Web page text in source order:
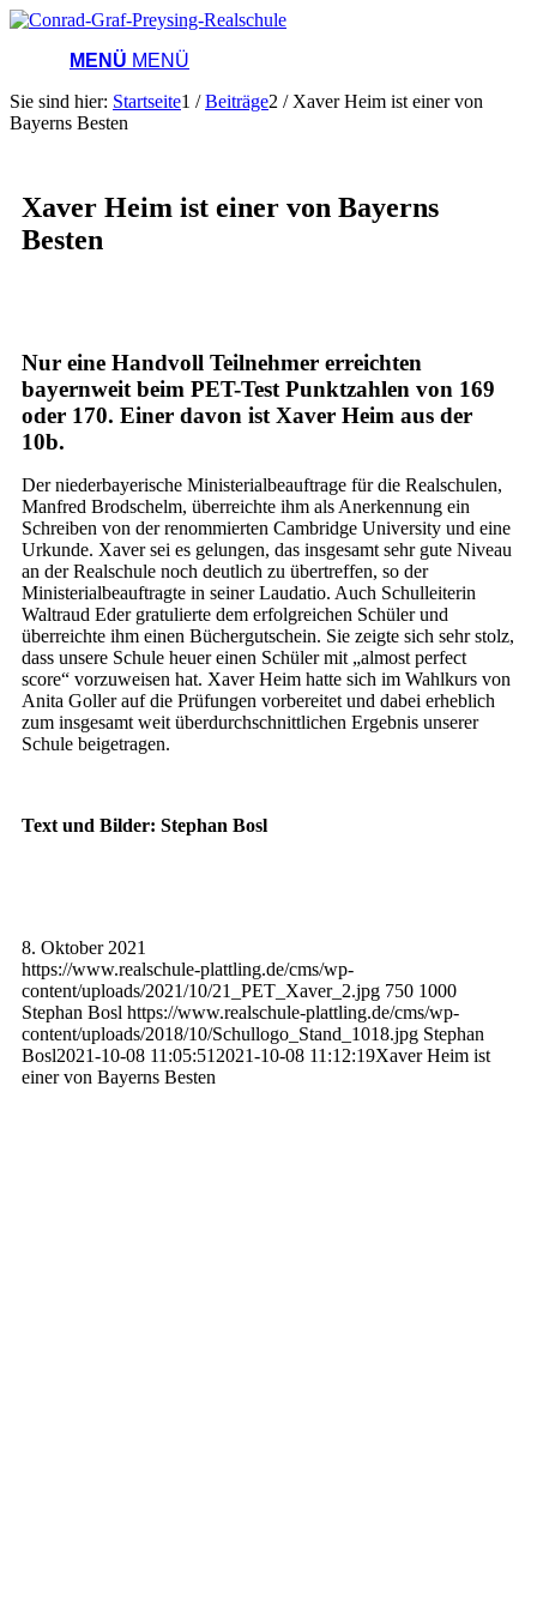
MENÜ MENÜ
Sie sind hier: Startseite1 / Beiträge2 / Xaver Heim ist einer von
Bayerns Besten
Xaver Heim ist einer von Bayerns
Besten
Nur eine Handvoll Teilnehmer erreichten
bayernweit beim PET-Test Punktzahlen von 169
oder 170. Einer davon ist Xaver Heim aus der
10b.
Der niederbayerische Ministerialbeauftrage für die Realschulen,
Manfred Brodschelm, überreichte ihm als Anerkennung ein
Schreiben von der renommierten Cambridge University und eine
Urkunde. Xaver sei es gelungen, das insgesamt sehr gute Niveau
an der Realschule noch deutlich zu übertreffen, so der
Ministerialbeauftragte in seiner Laudatio. Auch Schulleiterin
Waltraud Eder gratulierte dem erfolgreichen Schüler und
überreichte ihm einen Büchergutschein. Sie zeigte sich sehr stolz,
dass unsere Schule heuer einen Schüler mit „almost perfect
score“ vorzuweisen hat. Xaver Heim hatte sich im Wahlkurs von
Anita Goller auf die Prüfungen vorbereitet und dabei erheblich
zum insgesamt weit überdurchschnittlichen Ergebnis unserer
Schule beigetragen.
Text und Bilder: Stephan Bosl
8. Oktober 2021
https://www.realschule-plattling.de/cms/wp-
content/uploads/2021/10/21_PET_Xaver_2.jpg 750 1000
Stephan Bosl https://www.realschule-plattling.de/cms/wp-
content/uploads/2018/10/Schullogo_Stand_1018.jpg Stephan
Bosl2021-10-08 11:05:51 2021-10-08 11:12:19Xaver Heim ist
einer von Bayerns Besten